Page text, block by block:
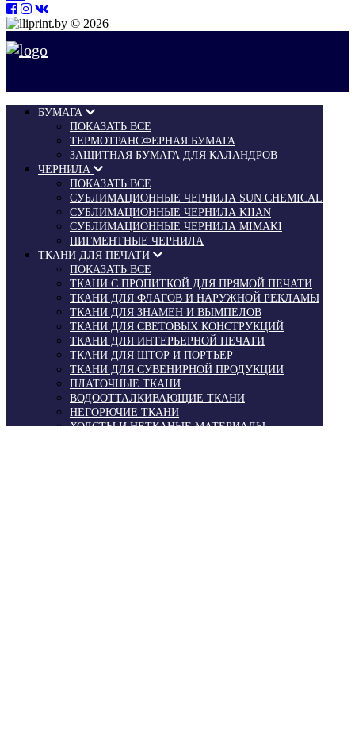
© 2026
БУМАГА
ПОКАЗАТЬ ВСЕ
ТЕРМОТРАНСФЕРНАЯ БУМАГА
ЗАЩИТНАЯ БУМАГА ДЛЯ КАЛАНДРОВ
ЧЕРНИЛА
ПОКАЗАТЬ ВСЕ
СУБЛИМАЦИОННЫЕ ЧЕРНИЛА SUN CHEMICAL
СУБЛИМАЦИОННЫЕ ЧЕРНИЛА KIIAN
СУБЛИМАЦИОННЫЕ ЧЕРНИЛА MIMAKI
ПИГМЕНТНЫЕ ЧЕРНИЛА
ТКАНИ ДЛЯ ПЕЧАТИ
ПОКАЗАТЬ ВСЕ
ТКАНИ С ПРОПИТКОЙ ДЛЯ ПРЯМОЙ ПЕЧАТИ
ТКАНИ ДЛЯ ФЛАГОВ И НАРУЖНОЙ РЕКЛАМЫ
ТКАНИ ДЛЯ ЗНАМЕН И ВЫМПЕЛОВ
ТКАНИ ДЛЯ СВЕТОВЫХ КОНСТРУКЦИЙ
ТКАНИ ДЛЯ ИНТЕРЬЕРНОЙ ПЕЧАТИ
ТКАНИ ДЛЯ ШТОР И ПОРТЬЕР
ТКАНИ ДЛЯ СУВЕНИРНОЙ ПРОДУКЦИИ
ПЛАТОЧНЫЕ ТКАНИ
ВОДООТТАЛКИВАЮЩИЕ ТКАНИ
НЕГОРЮЧИЕ ТКАНИ
ХОЛСТЫ И НЕТКАНЫЕ МАТЕРИАЛЫ